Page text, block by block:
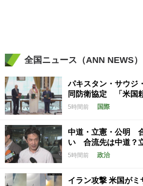
全国ニュース（ANN NEWS）
パキスタン・サウジ
同防衛協定 「米国
5時間前 国際
中道・立憲・公明
い 合流先は中道？
5時間前 政治
イラン攻撃 米国が